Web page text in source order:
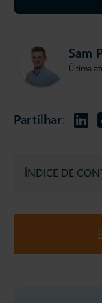
Partilhar:
Sam
Última
ÍNDICE DE